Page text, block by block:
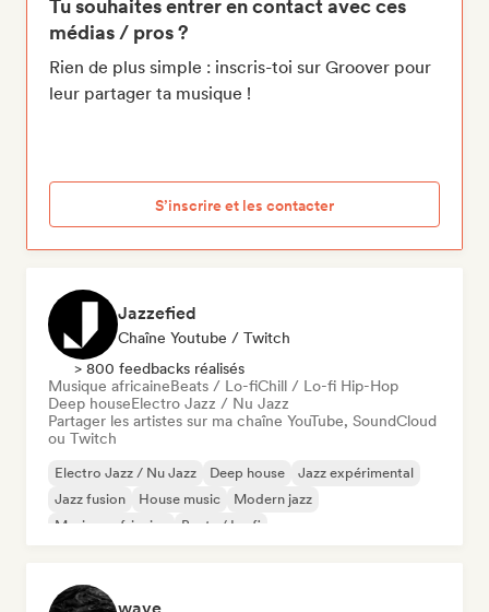
Tu souhaites entrer en contact avec ces
médias / pros ?
Rien de plus simple : inscris-toi sur Groover pour
leur partager ta musique !
S’inscrire et les contacter
Jazzefied
Chaîne Youtube / Twitch
> 800 feedbacks réalisés
Musique africaineBeats / Lo-fiChill / Lo-fi Hip-Hop
Deep houseElectro Jazz / Nu Jazz
Partager les artistes sur ma chaîne YouTube, SoundCloud
ou Twitch
Electro Jazz / Nu Jazz Deep house
Jazz expérimental
Jazz fusion
House music
Modern jazz
Musique africaine
Beats / Lo-fi